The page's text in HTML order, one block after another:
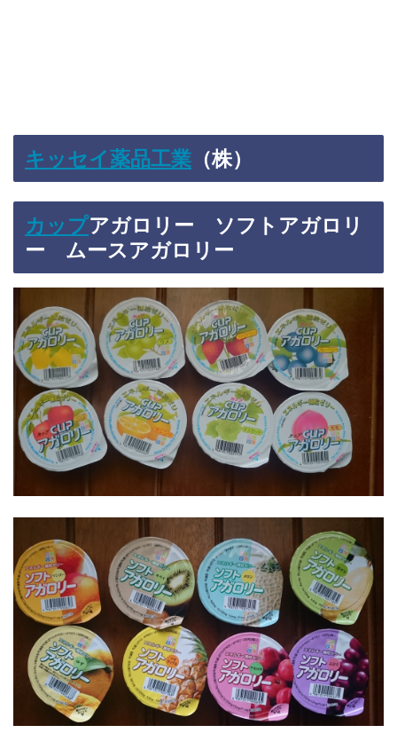
キッセイ薬品工業 （株）
カップアガロリー ソフトアガロリ
ー ムースアガロリー